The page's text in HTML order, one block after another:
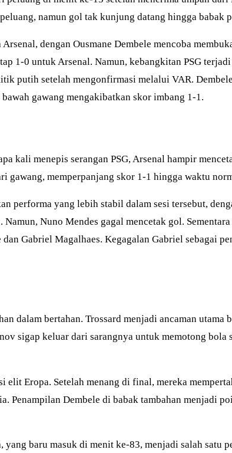
namun gol tak kunjung datang hingga babak
dengan Ousmane Dembele mencoba
1-0 untuk Arsenal. Namun, kebangkitan PSG
putih setelah mengonfirmasi melalui VAR.
gawang mengakibatkan skor imbang 1-1.
kali menepis serangan PSG, Arsenal hampir
gawang, memperpanjang skor 1-1 hingga waktu
performa yang lebih stabil dalam sesi tersebut,
Nuno Mendes gagal mencetak gol.
Gabriel Magalhaes. Kegagalan Gabriel sebagai
dalam bertahan. Trossard menjadi ancaman utama
sigap keluar dari sarangnya untuk memotong bola
Eropa. Setelah menang di final, mereka
Penampilan Dembele di babak tambahan menjadi
baru masuk di menit ke-83, menjadi salah satu